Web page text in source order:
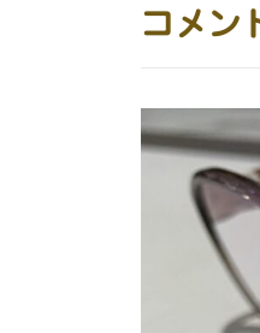
コメン